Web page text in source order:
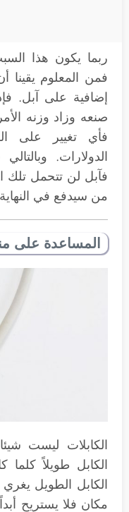
ربما يكون هذا
فمن المعلوم يقينا
إضافية على آبل.
صنعه وزاد وزنه
فأي تغيير على
الدولارات.
فآبل لن تتحمل تلك
من سيدفع في
المساعدة على
الكابلات ليست
الكابل طويلاً كلما
الكابل الطويل
مكان فلا يستريح